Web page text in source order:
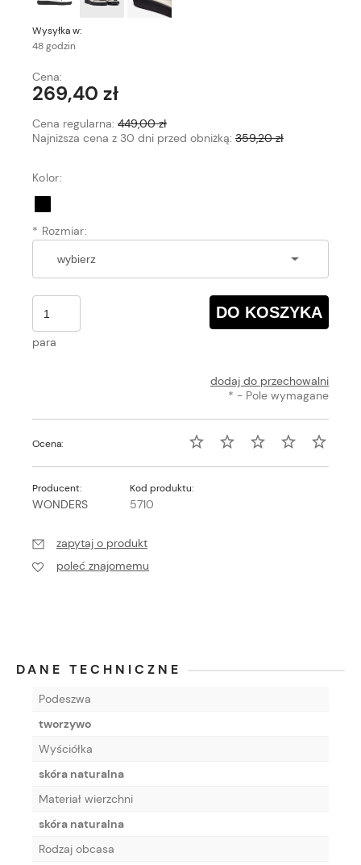
Wysyłka w:
48 godzin
Cena:
269,40 zł
Cena regularna: 449,00 zł
Najniższa cena z 30 dni przed obniżką: 359,20 zł
Kolor:
* Rozmiar:
para
DO KOSZYKA
dodaj do przechowalni
* - Pole wymagane
Ocena:
Producent:
WONDERS
Kod produktu:
5710
zapytaj o produkt
poleć znajomemu
DANE TECHNICZNE
Podeszwa
tworzywo
Wyściółka
skóra naturalna
Materiał wierzchni
skóra naturalna
Rodzaj obcasa